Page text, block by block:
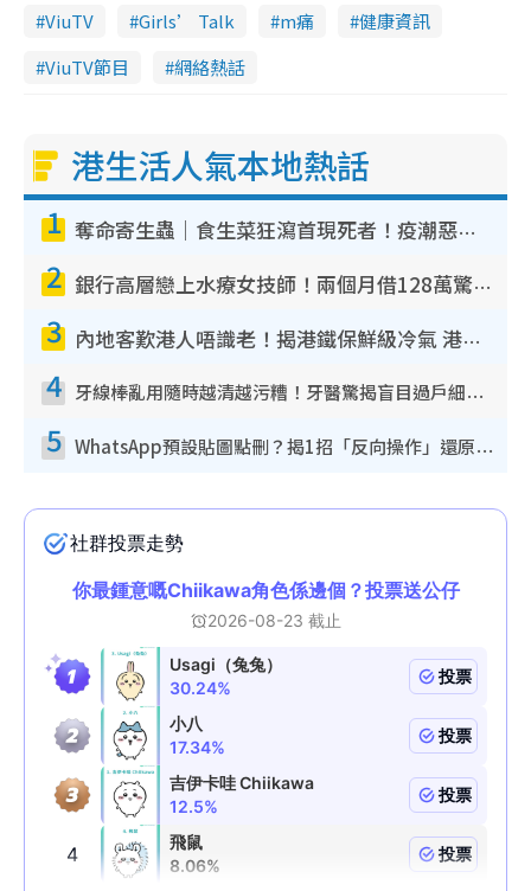
ViuTV Girls’ Talk m痛
健康資訊
ViuTV節目
網絡熱話
港生活人氣本地熱話
1 奪命寄生蟲｜食生菜狂瀉首現死者！疫潮惡化錄1.8萬宗病例 揭洗菜3大謬誤
2 銀行高層戀上水療女技師！兩個月借128萬驚覺「沉船」沉落火海 揭背後疑似邪教操控賣淫
3 內地客歎港人唔識老！揭港鐵保鮮級冷氣 港人求放過：咪投訴
4 牙線棒亂用隨時越清越污糟！牙醫驚揭盲目過戶細菌恐致蛀牙：呢種先係日常真保養
5 WhatsApp預設貼圖點刪？揭1招「反向操作」還原簡潔介面 附3步實測教學